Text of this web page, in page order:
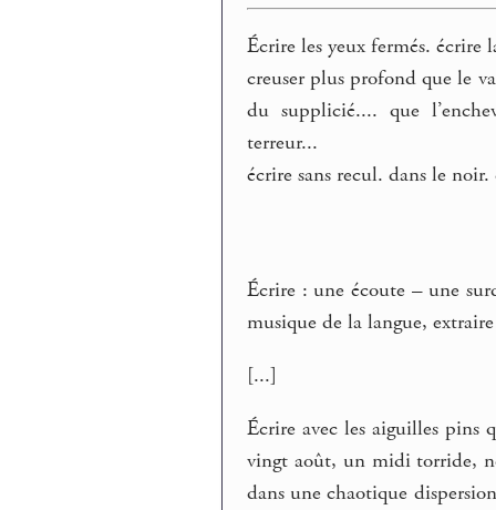
Écrire les yeux fermés.
creuser plus profond que le
du supplicié.... que
terreur...
écrire sans recul. dans le
Écrire : une écoute – une
musique de la langue,
[...]
Écrire avec les aiguilles pins
vingt août, un midi torride,
dans une chaotique